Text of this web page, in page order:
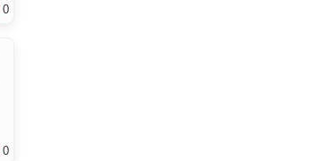
0
0